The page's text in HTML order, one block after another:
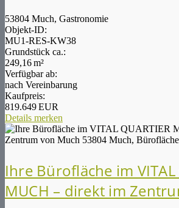
53804 Much, Gastronomie
Objekt-ID:
MU1-RES-KW38
Grund­stück ca.:
249,16 m²
Verfügbar ab:
nach Vereinbarung
Kaufpreis:
819.649 EUR
Details merken
Ihre Bürofläche im VITAL
MUCH – direkt im